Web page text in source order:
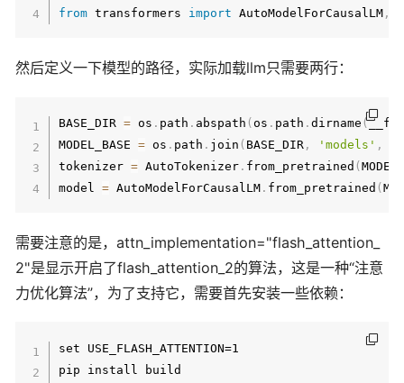
from transformers import AutoModelForCausalLM ,
然后定义一下模型的路径，实际加载llm只需要两行：
BASE_DIR = os . path . abspath (os . path .dirname (
MODEL_BASE = os . path . join ( BASE_DIR , 'models' ,
tokenizer = AutoTokenizer . from_pretrained (
model = AutoModelForCausalLM . from_pretrained (
需要注意的是，attn_implementation="flash_attention_
2"是显示开启了flash_attention_2的算法，这是一种“注意
力优化算法”，为了支持它，需要首先安装一些依赖：
set USE_FLASH_ATTENTION=1
pip install build